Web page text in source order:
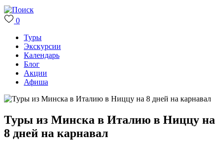
0
Туры
Экскурсии
Календарь
Блог
Акции
Афиша
Туры из Минска в Италию в Ниццу на
8 дней на карнавал